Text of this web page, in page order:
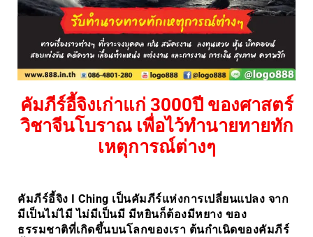
คัมภีร์อี้จิงเก่าแก่ 3000ปี ของศาสตร์
วิชาจีนโบราณ เพื่อไว้ทำนายทายทัก
เหตุการณ์ต่างๆ
คัมภีร์อี้จิง I Ching เป็นคัมภีร์แห่งการเปลี่ยนแปลง จาก
มีเป็นไม่ไมี ไม่มีเป็นมี มีหยินก็ต้องมีหยาง ของ
ธรรมชาติที่เกิดขึ้นบนโลกของเรา ต้นกำเนิดของคัมภีร์